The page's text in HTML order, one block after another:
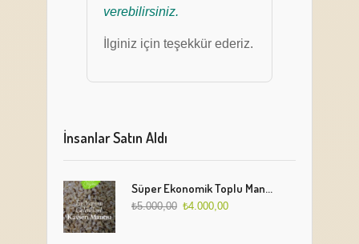
verebilirsiniz.
İlginiz için teşekkür ederiz.
İnsanlar Satın Aldı
Süper Ekonomik Toplu Mantı Paketi (5 Kg)
₺5.000,00 ₺4.000,00